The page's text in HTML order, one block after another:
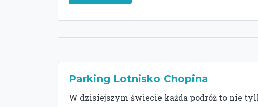
Parking Lotnisko Chopina
W dzisiejszym świecie każda podróż to nie